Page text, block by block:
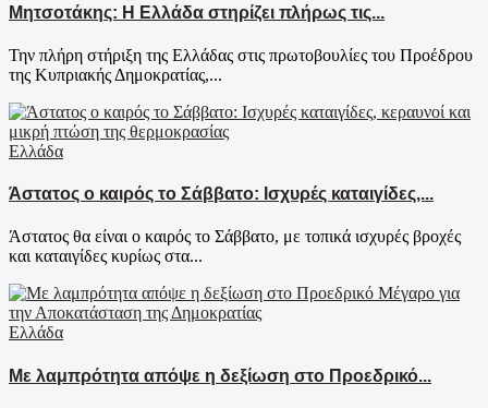
Μητσοτάκης: Η Ελλάδα στηρίζει πλήρως τις...
Την πλήρη στήριξη της Ελλάδας στις πρωτοβουλίες του Προέδρου
της Κυπριακής Δημοκρατίας,...
Ελλάδα
Άστατος ο καιρός το Σάββατο: Ισχυρές καταιγίδες,...
Άστατος θα είναι ο καιρός το Σάββατο, με τοπικά ισχυρές βροχές
και καταιγίδες κυρίως στα...
Ελλάδα
Με λαμπρότητα απόψε η δεξίωση στο Προεδρικό...